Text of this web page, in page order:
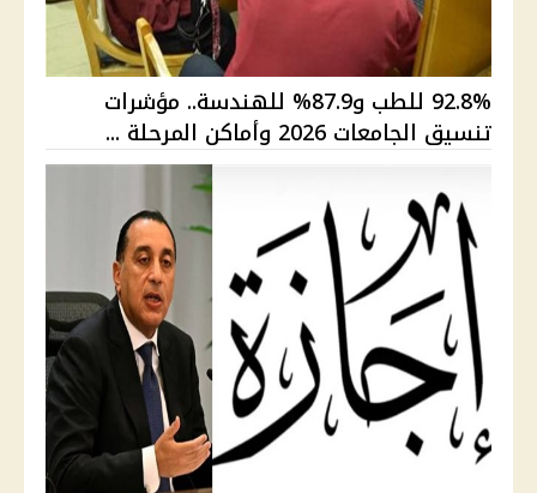
92.8% للطب و87.9% للهندسة.. مؤشرات
تنسيق الجامعات 2026 وأماكن المرحلة ...